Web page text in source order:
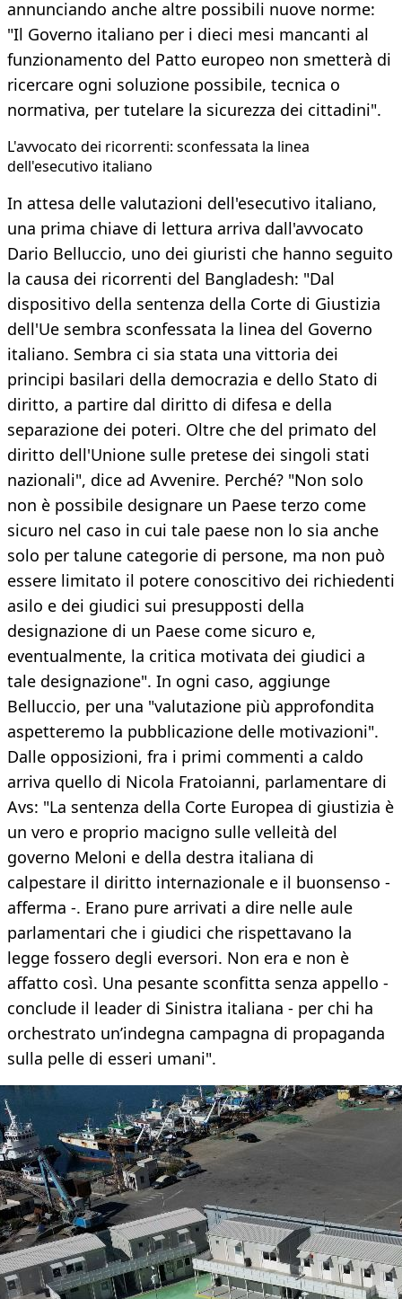
annunciando anche altre possibili nuove norme:
"Il Governo italiano per i dieci mesi mancanti al
funzionamento del Patto europeo non smetterà di
ricercare ogni soluzione possibile, tecnica o
normativa, per tutelare la sicurezza dei cittadini".
L'avvocato dei ricorrenti: sconfessata la linea
dell'esecutivo italiano
In attesa delle valutazioni dell'esecutivo italiano,
una prima chiave di lettura arriva dall'avvocato
Dario Belluccio, uno dei giuristi che hanno seguito
la causa dei ricorrenti del Bangladesh: "Dal
dispositivo della sentenza della Corte di Giustizia
dell'Ue sembra sconfessata la linea del Governo
italiano. Sembra ci sia stata una vittoria dei
principi basilari della democrazia e dello Stato di
diritto, a partire dal diritto di difesa e della
separazione dei poteri. Oltre che del primato del
diritto dell'Unione sulle pretese dei singoli stati
nazionali", dice ad Avvenire. Perché? "Non solo
non è possibile designare un Paese terzo come
sicuro nel caso in cui tale paese non lo sia anche
solo per talune categorie di persone, ma non può
essere limitato il potere conoscitivo dei richiedenti
asilo e dei giudici sui presupposti della
designazione di un Paese come sicuro e,
eventualmente, la critica motivata dei giudici a
tale designazione". In ogni caso, aggiunge
Belluccio, per una "valutazione più approfondita
aspetteremo la pubblicazione delle motivazioni".
Dalle opposizioni, fra i primi commenti a caldo
arriva quello di Nicola Fratoianni, parlamentare di
Avs: "La sentenza della Corte Europea di giustizia è
un vero e proprio macigno sulle velleità del
governo Meloni e della destra italiana di
calpestare il diritto internazionale e il buonsenso -
afferma -. Erano pure arrivati a dire nelle aule
parlamentari che i giudici che rispettavano la
legge fossero degli eversori. Non era e non è
affatto così. Una pesante sconfitta senza appello -
conclude il leader di Sinistra italiana - per chi ha
orchestrato un’indegna campagna di propaganda
sulla pelle di esseri umani".